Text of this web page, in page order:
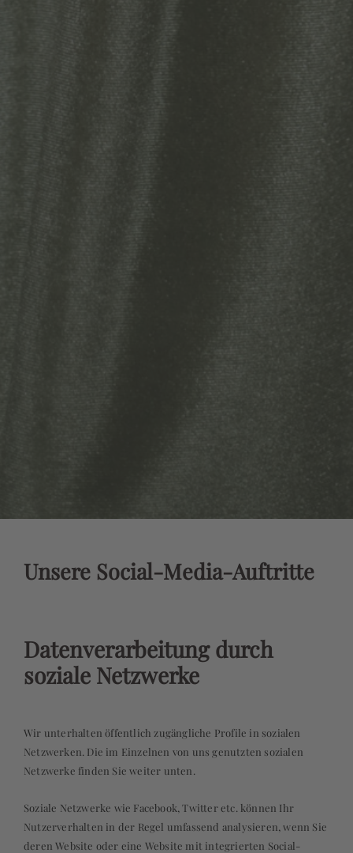
Unsere Social-Media-Auftritte
Datenverarbeitung durch
soziale Netzwerke
Wir unterhalten öffentlich zugängliche Profile in sozialen
Netzwerken. Die im Einzelnen von uns genutzten sozialen
Netzwerke finden Sie weiter unten.
Soziale Netzwerke wie Facebook, Twitter etc. können Ihr
Nutzerverhalten in der Regel umfassend analysieren, wenn Sie
deren Website oder eine Website mit integrierten Social-